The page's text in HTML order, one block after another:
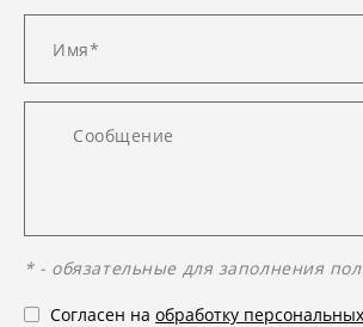
* - обязательные для заполнения
Согласен на обработку